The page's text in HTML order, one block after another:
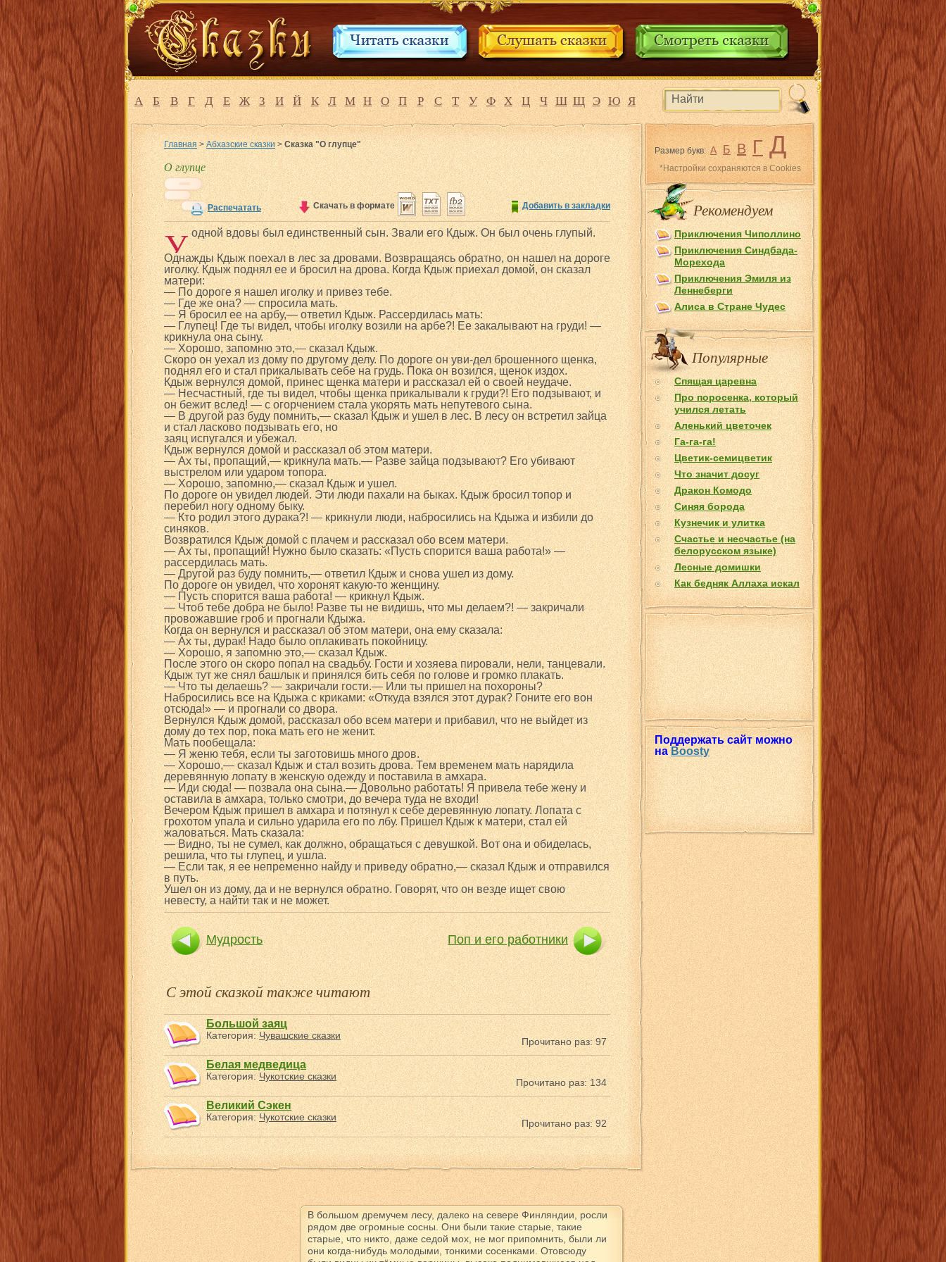
А Б В Г Д Е Ж З И Й К Л М Н О П Р С Т У Ф Х Ц Ч Ш Щ Э Ю Я
Размер букв: А Б В Г Д
*Настройки сохраняются в Cookies
Рекомендуем
Приключения Чиполлино
Приключения Синдбада-
Морехода
Приключения Эмиля из
Лeннеберги
Алиса в Стране Чудес
Популярные
Спящая царевна
Про поросенка, который
учился летать
Аленький цветочек
Га-га-га!
Цветик-семицветик
Что значит досуг
Дракон Комодо
Синяя борода
Кузнечик и улитка
Счастье и несчастье (на
белорусском языке)
Лесные домишки
Как бедняк Аллаха искал
Поддержать сайт можно
наBoosty
Главная >Абхазские сказки>Сказка "О глупце"
О глупце
Распечатать Добавить в закладки
Скачать в формате
У одной вдовы был единственный сын. Звали его Кдыж. Он был очень глупый.
Однажды Кдыж поехал в лес за дровами. Возвращаясь обратно, он нашел на дороге
иголку. Кдыж поднял ее и бросил на дрова. Когда Кдыж приехал домой, он сказал
матери:
— По дороге я нашел иголку и привез тебе.
— Где же она? — спросила мать.
— Я бросил ее на арбу,— ответил Кдыж. Рассердилась мать:
— Глупец! Где ты видел, чтобы иголку возили на арбе?! Ее закалывают на груди! —
крикнула она сыну.
— Хорошо, запомню это,— сказал Кдыж.
Скоро он уехал из дому по другому делу. По дороге он уви-дел брошенного щенка,
поднял его и стал прикалывать себе на грудь. Пока он возился, щенок издох.
Кдыж вернулся домой, принес щенка матери и рассказал ей о своей неудаче.
— Несчастный, где ты видел, чтобы щенка прикалывали к груди?! Его подзывают, и
он бежит вслед! — с огорчением стала укорять мать непутевого сына.
— В другой раз буду помнить,— сказал Кдыж и ушел в лес. В лесу он встретил зайца
и стал ласково подзывать его, но
заяц испугался и убежал.
Кдыж вернулся домой и рассказал об этом матери.
— Ах ты, пропащий,— крикнула мать.— Разве зайца подзывают? Его убивают
выстрелом или ударом топора.
— Хорошо, запомню,— сказал Кдыж и ушел.
По дороге он увидел людей. Эти люди пахали на быках. Кдыж бросил топор и
перебил ногу одному быку.
— Кто родил этого дурака?! — крикнули люди, набросились на Кдыжа и избили до
синяков.
Возвратился Кдыж домой с плачем и рассказал обо всем матери.
— Ах ты, пропащий! Нужно было сказать: «Пусть спорится ваша работа!» —
рассердилась мать.
— Другой раз буду помнить,— ответил Кдыж и снова ушел из дому.
По дороге он увидел, что хоронят какую-то женщину.
— Пусть спорится ваша работа! — крикнул Кдыж.
— Чтоб тебе добра не было! Разве ты не видишь, что мы делаем?! — закричали
провожавшие гроб и прогнали Кдыжа.
Когда он вернулся и рассказал об этом матери, она ему сказала:
— Ах ты, дурак! Надо было оплакивать покойницу.
— Хорошо, я запомню это,— сказал Кдыж.
После этого он скоро попал на свадьбу. Гости и хозяева пировали, нели, танцевали.
Кдыж тут же снял башлык и принялся бить себя по голове и громко плакать.
— Что ты делаешь? — закричали гости.— Или ты пришел на похороны?
Набросились все на Кдыжа с криками: «Откуда взялся этот дурак? Гоните его вон
отсюда!» — и прогнали со двора.
Вернулся Кдыж домой, рассказал обо всем матери и прибавил, что не выйдет из
дому до тех пор, пока мать его не женит.
Мать пообещала:
— Я женю тебя, если ты заготовишь много дров.
— Хорошо,— сказал Кдыж и стал возить дрова. Тем временем мать нарядила
деревянную лопату в женскую одежду и поставила в амхара.
— Иди сюда! — позвала она сына.— Довольно работать! Я привела тебе жену и
оставила в амхара, только смотри, до вечера туда не входи!
Вечером Кдыж пришел в амхара и потянул к себе деревянную лопату. Лопата с
грохотом упала и сильно ударила его по лбу. Пришел Кдыж к матери, стал ей
жаловаться. Мать сказала:
— Видно, ты не сумел, как должно, обращаться с девушкой. Вот она и обиделась,
решила, что ты глупец, и ушла.
— Если так, я ее непременно найду и приведу обратно,— сказал Кдыж и отправился
в путь.
Ушел он из дому, да и не вернулся обратно. Говорят, что он везде ищет свою
невесту, а найти так и не может.
Мудрость Поп и его работники
С этой сказкой также читают
Большой заяц
Категория:Чувашские сказки
Прочитано раз: 97
Белая медведица
Категория:Чукотские сказки
Прочитано раз: 134
Великий Сэкен
Категория: Чукотские сказки
Прочитано раз: 92
В большом дремучем лесу, далеко на севере Финляндии, росли
рядом две огромные сосны. Они были такие старые, такие
старые, что никто, даже седой мох, не мог припомнить, были ли
они когда-нибудь молодыми, тонкими сосенками. Отовсюду